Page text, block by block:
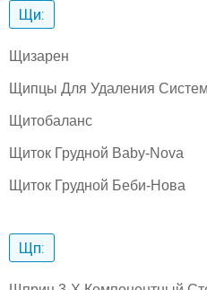
Щи:
Щизарен
Щипцы Для Удаления
Щитобаланс
Щиток Грудной Baby-Nova
Щиток Грудной Беби-Нова
Щп: